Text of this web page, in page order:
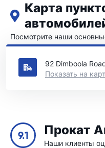
Карта
Посмотрите наши
в Хоршам
92 Dimboola
Показать на
9.1 Прокат
Наши клиенты